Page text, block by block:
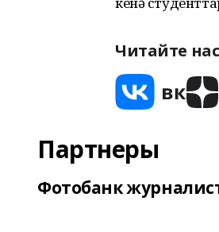
Читайте нас
Партнеры
Фотобанк